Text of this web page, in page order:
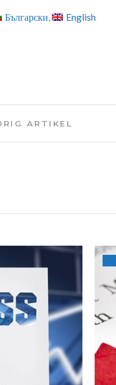
Български English
ARTIKEL